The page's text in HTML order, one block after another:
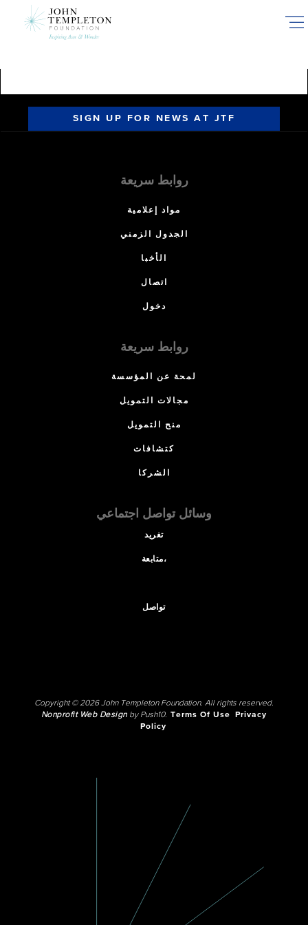
SIGN UP FOR NEWS AT JTF
روابط سريعة
مواد إعلامية
الجدول الزمني
الأخبا
اتصال
دخول
روابط سريعة
لمحة عن المؤسسة
مجالات التمويل
منح التمويل
كتشافات
الشركا
وسائل تواصل اجتماعي
تغريد
متابعة،
تواصل
Copyright © 2026 John Templeton Foundation. All rights reserved.
Nonprofit Web Designby Push10. Terms Of Use
Privacy
Policy